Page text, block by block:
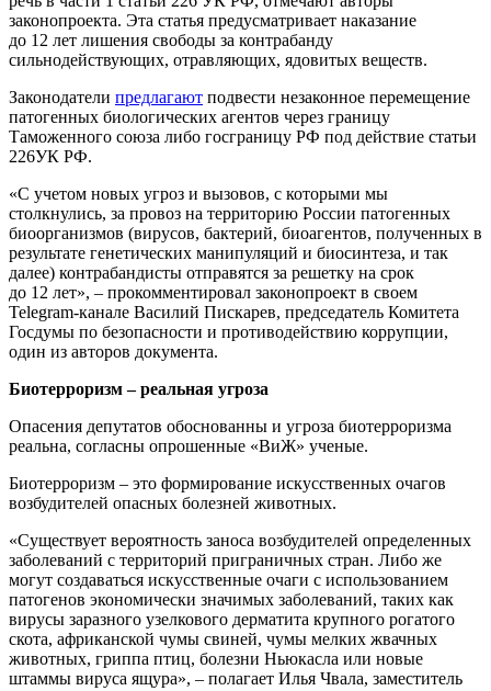
законопроекта. Эта статья предусматривает наказание
до 12 лет лишения свободы за контрабанду
сильнодействующих, отравляющих, ядовитых веществ.
Законодатели предлагают подвести незаконное перемещение
патогенных биологических агентов через границу
Таможенного союза либо госграницу РФ под действие статьи
226УК РФ.
«С учетом новых угроз и вызовов, с которыми мы
столкнулись, за провоз на территорию России патогенных
биоорганизмов (вирусов, бактерий, биоагентов, полученных в
результате генетических манипуляций и биосинтеза, и так
далее) контрабандисты отправятся за решетку на срок
до 12 лет», – прокомментировал законопроект в своем
Telegram-канале Василий Пискарев, председатель Комитета
Госдумы по безопасности и противодействию коррупции,
один из авторов документа.
Биотерроризм – реальная угроза
Опасения депутатов обоснованны и угроза биотерроризма
реальна, согласны опрошенные «ВиЖ» ученые.
Биотерроризм – это формирование искусственных очагов
возбудителей опасных болезней животных.
«Существует вероятность заноса возбудителей определенных
заболеваний с территорий приграничных стран. Либо же
могут создаваться искусственные очаги с использованием
патогенов экономически значимых заболеваний, таких как
вирусы заразного узелкового дерматита крупного рогатого
скота, африканской чумы свиней, чумы мелких жвачных
животных, гриппа птиц, болезни Ньюкасла или новые
штаммы вируса ящура», – полагает Илья Чвала, заместитель